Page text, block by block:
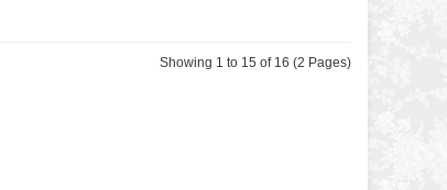
Showing 1 to 15 of 16 (2 Pages)